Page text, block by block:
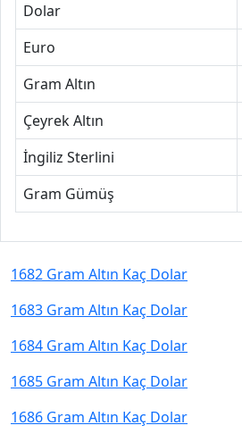
Dolar
Euro
Gram Altın
Çeyrek Altın
İngiliz Sterlini
Gram Gümüş
1682 Gram Altın Kaç Dolar
1683 Gram Altın Kaç Dolar
1684 Gram Altın Kaç Dolar
1685 Gram Altın Kaç Dolar
1686 Gram Altın Kaç Dolar